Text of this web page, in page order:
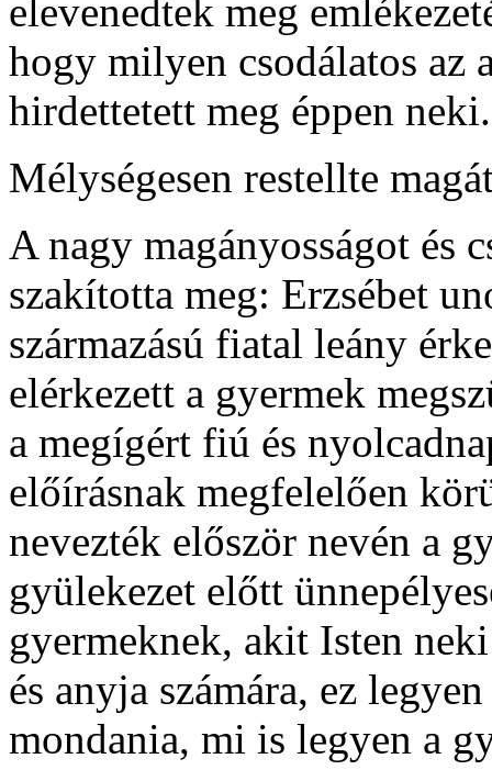
elevenedtek meg
hogy milyen csodálatos az
hirdettetett meg éppen neki.
Mélységesen restellte
A nagy magányosságot és
szakította meg: Erzsébet
származású fiatal leány
elérkezett a gyermek
a megígért fiú és
előírásnak megfelelően
nevezték először nevén a
gyülekezet előtt
gyermeknek, akit Isten
és anyja számára, ez
mondania, mi is legyen a